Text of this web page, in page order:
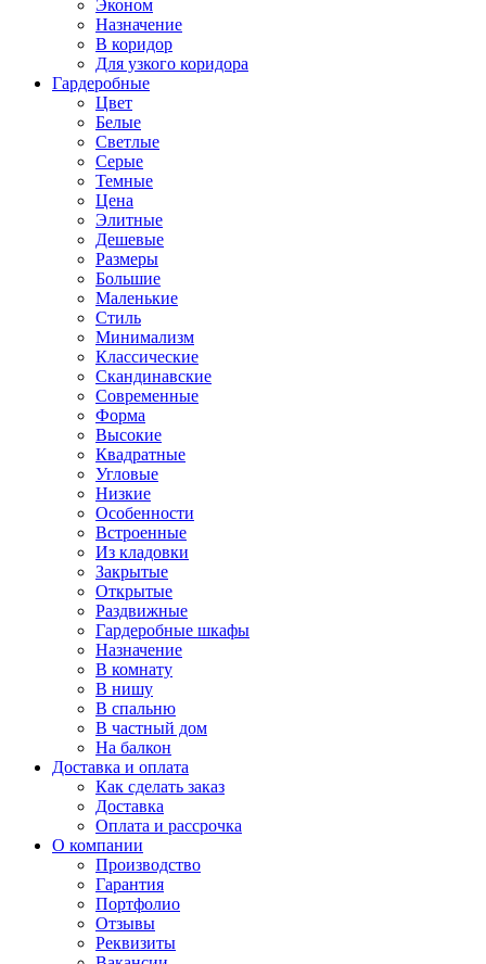
Эконом
Назначение
В коридор
Для узкого коридора
Гардеробные
Цвет
Белые
Светлые
Серые
Темные
Цена
Элитные
Дешевые
Размеры
Большие
Маленькие
Стиль
Минимализм
Классические
Скандинавские
Современные
Форма
Высокие
Квадратные
Угловые
Низкие
Особенности
Встроенные
Из кладовки
Закрытые
Открытые
Раздвижные
Гардеробные шкафы
Назначение
В комнату
В нишу
В спальню
В частный дом
На балкон
Доставка и оплата
Как сделать заказ
Доставка
Оплата и рассрочка
О компании
Производство
Гарантия
Портфолио
Отзывы
Реквизиты